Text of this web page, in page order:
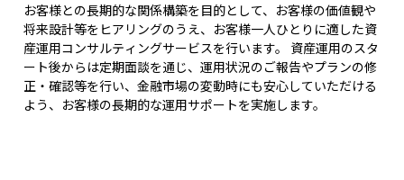
お客様との長期的な関係構築を目的として、お客様の価値観や
将来設計等をヒアリングのうえ、お客様一人ひとりに適した資
産運用コンサルティングサービスを行います。 資産運用のスタ
ート後からは定期面談を通じ、運用状況のご報告やプランの修
正・確認等を行い、金融市場の変動時にも安心していただける
よう、お客様の長期的な運用サポートを実施します。